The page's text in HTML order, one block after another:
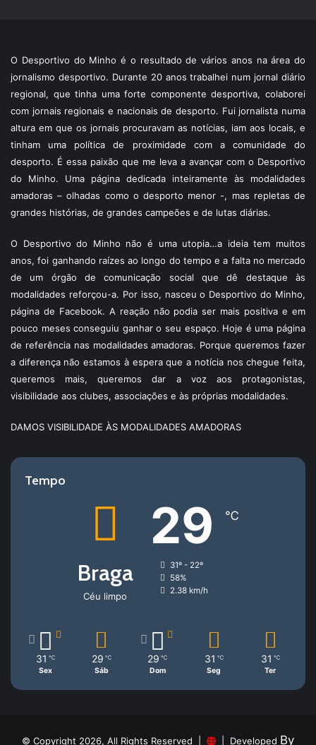
O Desportivo do Minho é o resultado de vários anos na área do
jornalismo desportivo. Durante 20 anos trabalhei num jornal diário
regional, que tinha uma forte componente desportiva, colaborei
com jornais regionais e nacionais de desporto. Fui jornalista numa
altura em que os jornais procuravam as notícias, iam aos locais, e
tinham uma política de proximidade com a comunidade do
desporto. É essa paixão que me leva a avançar com o Desportivo
do Minho. Uma página dedicada inteiramente às modalidades
amadoras – olhadas como o desporto menor -, mas repletas de
grandes histórias, de grandes campeões e de lutas diárias.
O Desportivo do Minho não é uma utopia…a ideia tem muitos
anos, foi ganhando raízes ao longo do tempo e a falta no mercado
de um órgão de comunicação social que dê destaque às
modalidades reforçou-a. Por isso, nasceu o Desportivo do Minho,
página de Facebook. A reação não podia ser mais positiva e em
pouco meses conseguiu ganhar o seu espaço. Hoje é uma página
de referência nas modalidades amadoras. Porque queremos fazer
a diferença não estamos à espera que a notícia nos chegue feita,
queremos mais, queremos dar a voz aos protagonistas,
visibilidade aos clubes, associações e às próprias modalidades.
DAMOS VISIBILIDADE ÀS MODALIDADES AMADORAS
Tempo
Braga
Céu limpo
29 ℃
31º - 22º
58%
2.38 km/h
31 ℃
Sex
29 ℃
Sáb
29 ℃
Dom
31 ℃
Seg
31 ℃
Ter
© Copyright 2026, All Rights Reserved | | Developed By